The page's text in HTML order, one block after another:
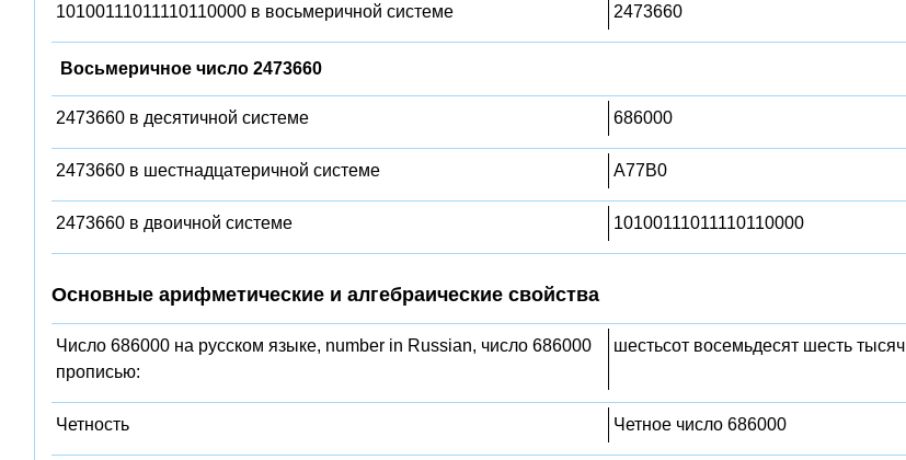
10100111011110110000 в восьмеричной системе 2473660
Восьмеричное число 2473660
2473660 в десятичной системе 686000
2473660 в шестнадцатеричной системе A77B0
2473660 в двоичной системе 10100111011110110000
Основные арифметические и алгебраические свойства
Число 686000 на русском языке, number in Russian, число 686000
прописью:
шестьсот восемьдесят шесть тысяч
Четность Четное число 686000